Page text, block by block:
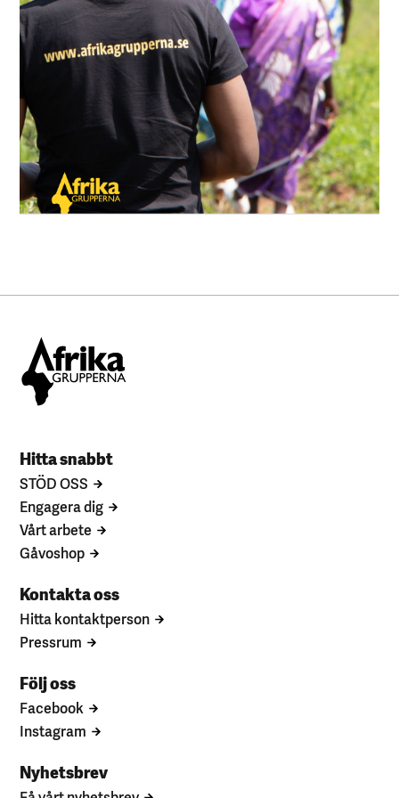
Hitta snabbt
STÖD OSS
Engagera dig
Vårt arbete
Gåvoshop
Kontakta oss
Hitta kontaktperson
Pressrum
Följ oss
Facebook
Instagram
Nyhetsbrev